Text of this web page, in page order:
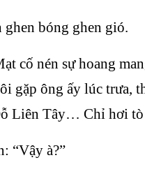
ghen bóng ghen gió.
cố nén sự hoang
gặp ông ấy lúc trưa,
Liên Tây… Chỉ hơi tò
“Vậy à?”